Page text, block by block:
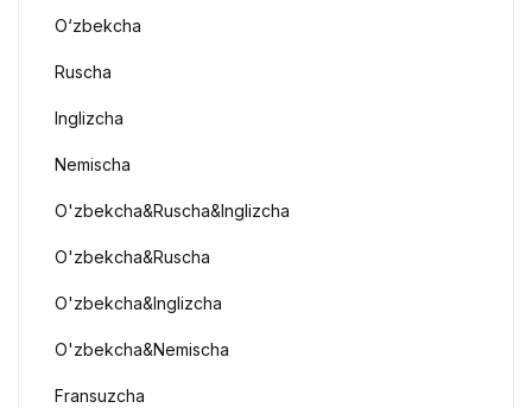
O‘zbekcha
Ruscha
Inglizcha
Nemischa
O'zbekcha&Ruscha&Inglizcha
O'zbekcha&Ruscha
O'zbekcha&Inglizcha
O'zbekcha&Nemischa
Fransuzcha